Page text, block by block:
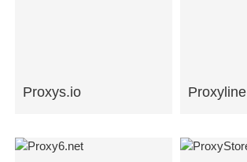
Proxys.io Proxyline